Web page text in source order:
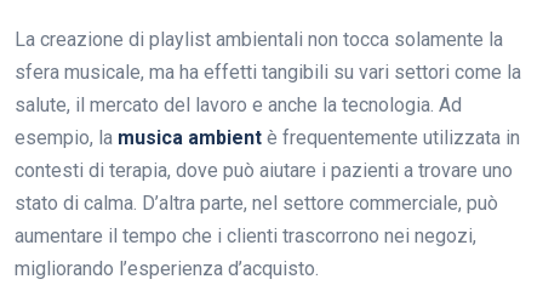
La creazione di playlist ambientali non tocca solamente la
sfera musicale, ma ha effetti tangibili su vari settori come la
salute, il mercato del lavoro e anche la tecnologia. Ad
esempio, la musica ambient è frequentemente utilizzata in
contesti di terapia, dove può aiutare i pazienti a trovare uno
stato di calma. D’altra parte, nel settore commerciale, può
aumentare il tempo che i clienti trascorrono nei negozi,
migliorando l’esperienza d’acquisto.